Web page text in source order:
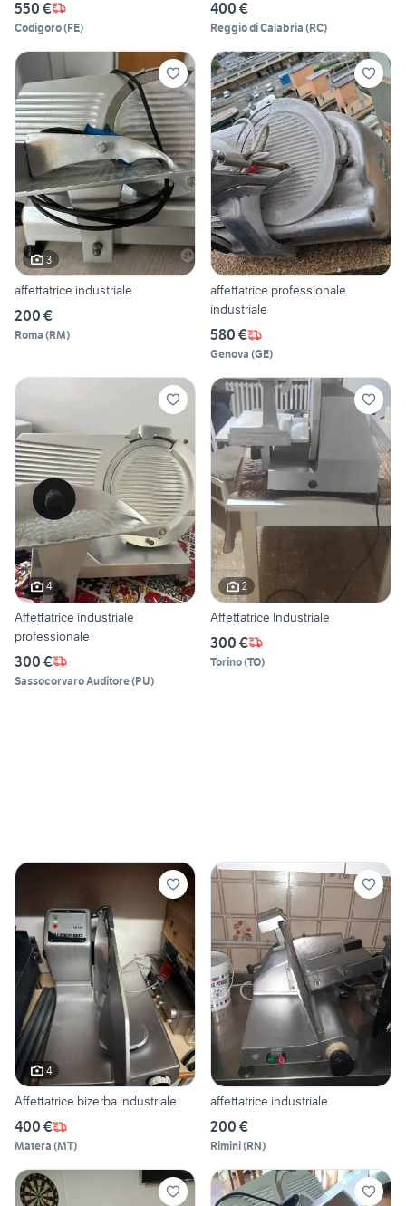
550 €
Codigoro(FE)
400 €
Reggio di Calabria (RC)
3
affettatrice industriale
200 €
Roma (RM)
affettatrice professionale
industriale
580 €
Genova (GE)
4
Affettatrice industriale
professionale
300 €
Sassocorvaro Auditore(PU)
2
Affettatrice Industriale
300 €
Torino(TO)
4
Affettatrice bizerba industriale
400 €
Matera (MT)
affettatrice industriale
200 €
Rimini(RN)